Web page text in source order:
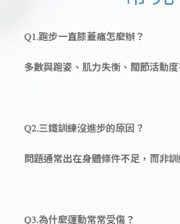
Q1.跑步一直膝蓋痛怎麼辦？
多數與跑姿、肌力失衡、關節活動
Q2.三鐵訓練沒進步的原因？
問題通常出在身體條件不足，而非訓
Q3.為什麼運動常常受傷？